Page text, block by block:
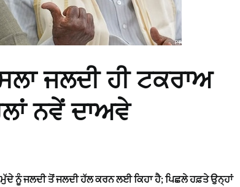
ਜਲਦੀ ਹੀ ਟਕਰਾਅ
ਨਵੇਂ ਦਾਅਵੇ
ਨੂੰ ਜਲਦੀ ਤੋਂ ਜਲਦੀ ਹੱਲ ਕਰਨ ਲਈ ਕਿਹਾ ਹੈ; ਪਿਛਲੇ ਹਫ਼ਤੇ ਉਨ੍ਹਾਂ